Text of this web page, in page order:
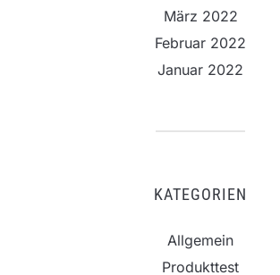
März 2022
Februar 2022
Januar 2022
KATEGORIEN
Allgemein
Produkttest